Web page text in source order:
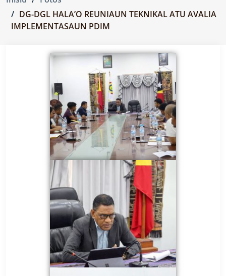
DG-DGL HALA’O REUNIAUN TEKNIKAL ATU AVALIA
IMPLEMENTASAUN PDIM